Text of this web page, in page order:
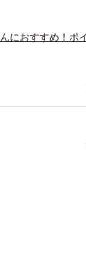
におすすめ！ポ